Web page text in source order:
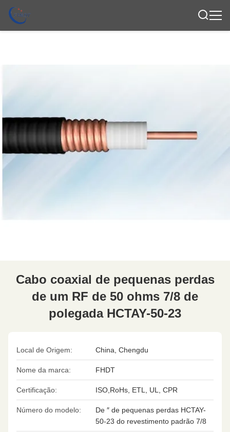
Cabo coaxial de pequenas perdas
de um RF de 50 ohms 7/8 de
polegada HCTAY-50-23
Local de Origem: China, Chengdu
Nome da marca: FHDT
Certificação: ISO,RoHs, ETL, UL, CPR
Número do modelo:
De ″ de pequenas perdas HCTAY-
50-23 do revestimento padrão 7/8